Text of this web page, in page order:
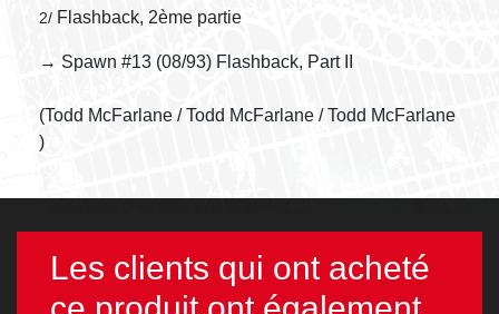
2/ Flashback, 2ème partie
→ Spawn #13 (08/93) Flashback, Part II
(Todd McFarlane / Todd McFarlane / Todd McFarlane
)
Les clients qui ont acheté